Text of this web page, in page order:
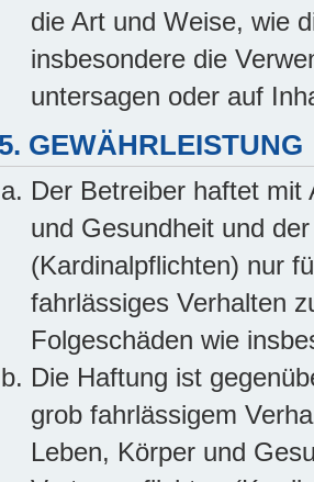
die Art und Weise, wie
insbesondere die
untersagen oder auf
5. GEWÄHRLEISTUNG
Der Betreiber haftet mit
und Gesundheit und
(Kardinalpflichten) nur
fahrlässiges Verhalten
Folgeschäden wie
Die Haftung ist
grob fahrlässigem
Leben, Körper und